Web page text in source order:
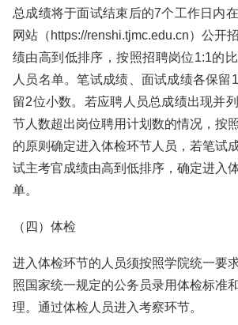
总成绩将于面试结束后的7个工作日内
网站（https://renshi.tjmc.edu.cn）公开
绩由高到低排序，按照招聘岗位1:1的
人员名单。笔试成绩、面试成绩各保留
留2位小数。若应聘人员总成绩出现并
节人数超出岗位聘用计划数的情况，按
的原则确定进入体检环节人员，若笔试
试主考官成绩由高到低排序，确定进入
单。
（四）体检
进入体检环节的人员须按照学院统一要
照国家统一规定的公务员录用体检标准
理。通过体检人员进入考察环节。